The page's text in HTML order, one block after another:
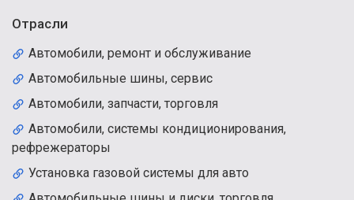
Отрасли
Автомобили, ремонт и обслуживание
Автомобильные шины, сервис
Автомобили, запчасти, торговля
Автомобили, системы кондиционирования,
рефрежераторы
Установка газовой системы для авто